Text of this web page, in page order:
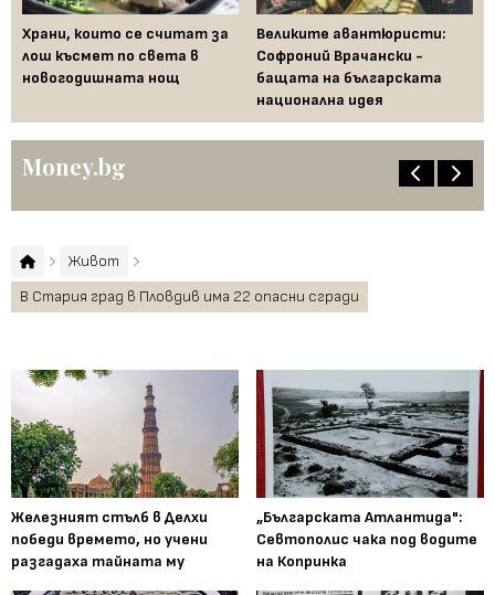
Храни, които се считат за
лош късмет по света в
новогодишната нощ
Великите авантюристи:
Софроний Врачански -
бащата на българската
национална идея
Money.bg
Живот
В Стария град в Пловдив има 22 опасни сгради
Железният стълб в Делхи
победи времето, но учени
разгадаха тайната му
„Българската Атлантида":
Севтополис чака под водите
на Копринка